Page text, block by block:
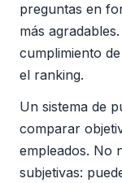
preguntas en
más
cumplimiento
el ranking.
Un sistema de
comparar
empleados. No
subjetivas: